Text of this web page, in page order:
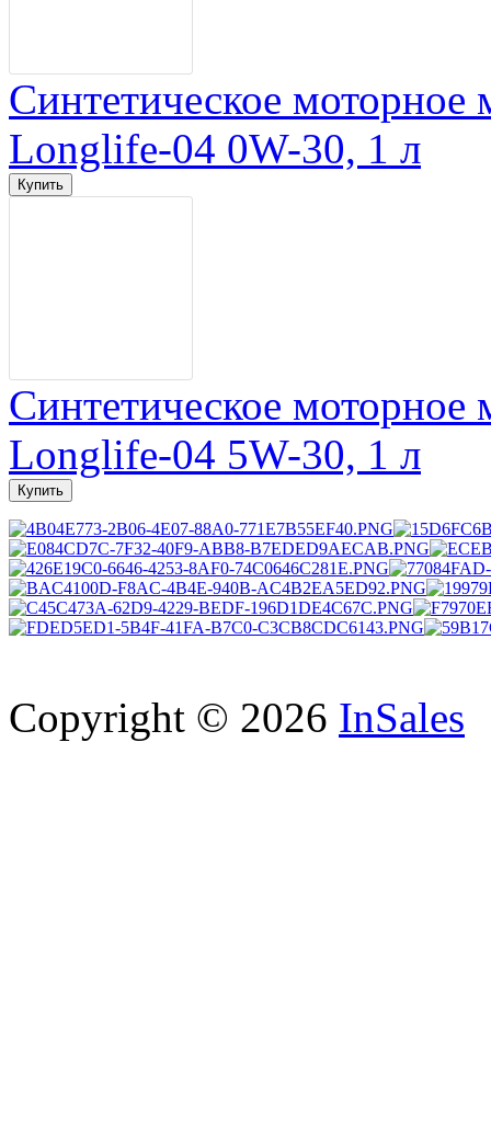
Синтетическое
Longlife-04 0W-30, 1 л
Синтетическое
Longlife-04 5W-30, 1 л
Copyright © 2026 InSales